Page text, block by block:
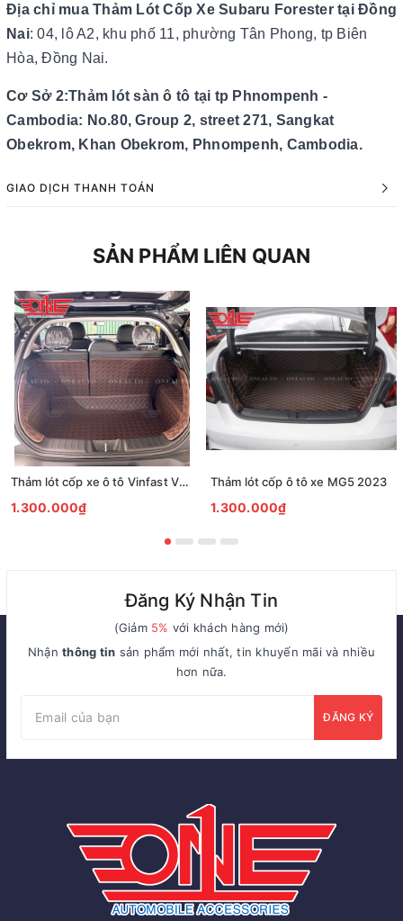
Địa chỉ mua Thảm Lót Cốp Xe Subaru Forester​​​​​​​ tại Đồng
Nai: 04, lô A2, khu phố 11, phường Tân Phong, tp Biên
Hòa, Đồng Nai.
Cơ Sở 2:Thảm lót sàn ô tô tại tp Phnompenh -
Cambodia: No.80, Group 2, street 271, Sangkat
Obekrom, Khan Obekrom, Phnompenh, Cambodia.
GIAO DỊCH THANH TOÁN
SẢN PHẨM LIÊN QUAN
Thảm lót cốp xe ô tô Vinfast VF5
1.300.000₫
Thảm lót cốp ô tô xe MG5 2023
1.300.000₫
Đăng Ký Nhận Tin
(Giảm 5% với khách hàng mới)
Nhậnthông tin sản phẩm mới nhất, tin khuyến mãi và nhiều
hơn nữa.
ĐĂNG KÝ